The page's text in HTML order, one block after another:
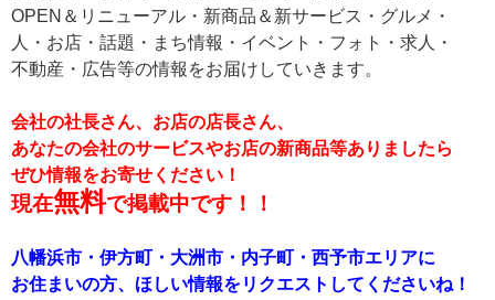
OPEN＆リニューアル・新商品＆新サービス・グルメ・
人・お店・話題・まち情報・イベント・フォト・求人・
不動産・広告等の情報をお届けしていきます。
会社の社長さん、お店の店長さん、
あなたの会社のサービスやお店の新商品等ありましたら
ぜひ情報をお寄せください！
現在無料で掲載中です！！
八幡浜市・伊方町・大洲市・内子町・西予市エリアに
お住まいの方、ほしい情報をリクエストしてくださいね！